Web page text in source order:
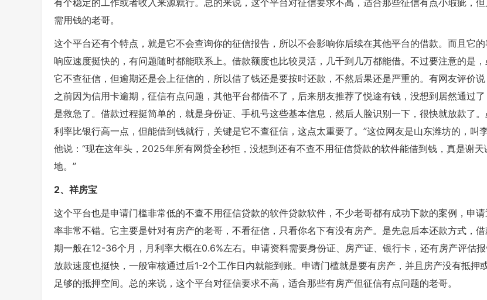
有个稳定的工作或者收入来源就行。总的来说，这个平台对征信要求不高，适合那些征信有点小瑕疵，但
需用钱的老哥。
这个平台还有个特点，就是它不会查询你的征信报告，所以不会影响你后续在其他平台的借款。而且它的
响应速度挺快的，有问题随时都能联系上。借款额度也比较灵活，几千到几万都能借。不过要注意的是，
它不查征信，但逾期还是会上征信的，所以借了钱还是要按时还款，不然后果还是严重的。有网友评价说
之前因为信用卡逾期，征信有点问题，其他平台都借不了，后来朋友推荐了悦途有钱，没想到居然通过
是救急了。借款过程挺简单的，就是身份证、手机号这些基本信息，然后人脸识别一下，很快就放款了。
利率比银行高一点，但能借到钱就行，关键是它不查征信，这点太重要了。”这位网友是山东潍坊的，叫
他说：“现在这年头，2025年所有网贷全秒拒，没想到还有不查不用征信贷款的软件能借到钱，真是谢天
地。”
2、祥房宝
这个平台也是申请门槛非常低的不查不用征信贷款的软件贷款软件，不少老哥都有成功下款的案例，申请
率非常不错。它主要是针对有房产的老哥，不看征信，只看你名下有没有房产。是先息后本还款方式，借
期一般在12-36个月，月利率大概在0.6%左右。申请资料需要身份证、房产证、银行卡，还有房产评估报
放款速度也挺快，一般审核通过后1-2个工作日内就能到账。申请门槛就是要有房产，并且房产没有抵押
足够的抵押空间。总的来说，这个平台对征信要求不高，适合那些有房产但征信有点问题的老哥。